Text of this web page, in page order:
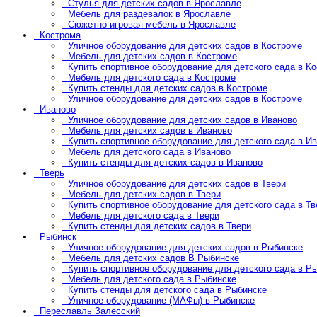
Стулья для детских садов в Ярославле
Мебель для раздевалок в Ярославле
Сюжетно-игровая мебель в Ярославле
Кострома
Уличное оборудование для детских садов в Костроме
Мебель для детских садов в Костроме
Купить спортивное оборудование для детского сада в
Мебель для детского сада в Костроме
Купить стенды для детских садов в Костроме
Уличное оборудование для детских садов в Костроме
Иваново
Уличное оборудование для детских садов в Иваново
Мебель для детских садов в Иваново
Купить спортивное оборудование для детского сада в
Мебель для детского сада в Иваново
Купить стенды для детских садов в Иваново
Тверь
Уличное оборудование для детских садов в Твери
Мебель для детских садов в Твери
Купить спортивное оборудование для детского сада в
Мебель для детского сада в Твери
Купить стенды для детских садов в Твери
Рыбинск
Уличное оборудование для детских садов в Рыбинске
Мебель для детских садов В Рыбинске
Купить спортивное оборудование для детского сада в
Мебель для детского сада в Рыбинске
Купить стенды для детского сада в Рыбинске
Уличное оборудование (МАФы) в Рыбинске
Переславль Залесский